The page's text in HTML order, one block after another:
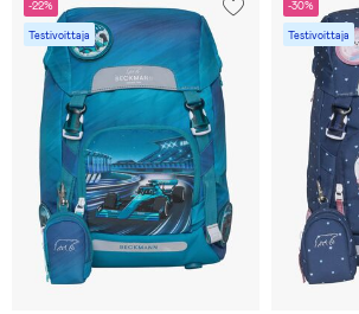
-22%
Testivoittaja
-30%
Testivoittaja